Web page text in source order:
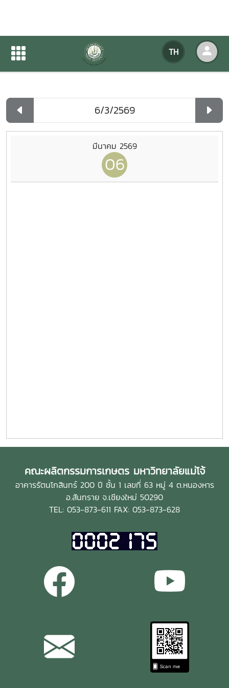
TH
ปฏิทินกิจกรรมของหน่วยงาน
ปฏิทินกิจกรรมของหน่วยงาน
มีนาคม 2569
06
คณะผลิตกรรมการเกษตร มหาวิทยาลัยแม่โจ้
อาคารรัตนโกสินทร์ 200 ปี ชั้น 1 เลขที่ 63 หมู่ 4 ต.หนองหาร
อ.สันทราย จ.เชียงใหม่ 50290
TEL: 053-873-611 FAX: 053-873-628